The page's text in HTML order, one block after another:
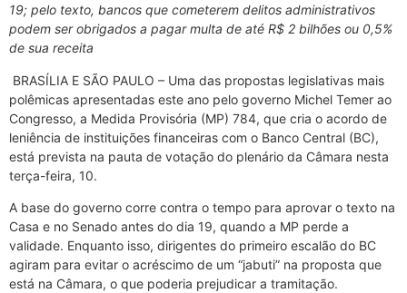
19; pelo texto, bancos que cometerem delitos administrativos
podem ser obrigados a pagar multa de até R$ 2 bilhões ou 0,5%
de sua receita
BRASÍLIA E SÃO PAULO – Uma das propostas legislativas mais
polêmicas apresentadas este ano pelo governo Michel Temer ao
Congresso, a Medida Provisória (MP) 784, que cria o acordo de
leniência de instituições financeiras com o Banco Central (BC),
está prevista na pauta de votação do plenário da Câmara nesta
terça-feira, 10.
A base do governo corre contra o tempo para aprovar o texto na
Casa e no Senado antes do dia 19, quando a MP perde a
validade. Enquanto isso, dirigentes do primeiro escalão do BC
agiram para evitar o acréscimo de um “jabuti” na proposta que
está na Câmara, o que poderia prejudicar a tramitação.